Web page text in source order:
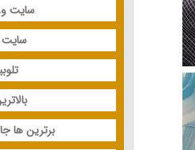
سایت
سایت
برترین ها